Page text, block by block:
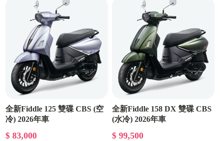
全新Fiddle 125 雙碟 CBS (空
冷) 2026年車
$ 83,000
全新Fiddle 158 DX 雙碟 CBS
(水冷) 2026年車
$ 99,500